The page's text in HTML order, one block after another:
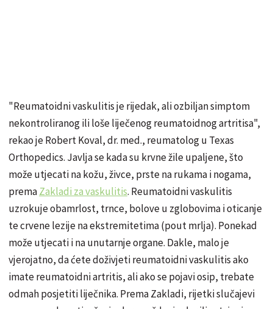
"Reumatoidni vaskulitis je rijedak, ali ozbiljan simptom
nekontroliranog ili loše liječenog reumatoidnog artritisa",
rekao je Robert Koval, dr. med., reumatolog u Texas
Orthopedics. Javlja se kada su krvne žile upaljene, što
može utjecati na kožu, živce, prste na rukama i nogama,
premaZakladi za vaskulitis. Reumatoidni vaskulitis
uzrokuje obamrlost, trnce, bolove u zglobovima i oticanje
te crvene lezije na ekstremitetima (pout mrlja). Ponekad
može utjecati i na unutarnje organe. Dakle, malo je
vjerojatno, da ćete doživjeti reumatoidni vaskulitis ako
imate reumatoidni artritis, ali ako se pojavi osip, trebate
odmah posjetiti liječnika. Prema Zakladi, rijetki slučajevi